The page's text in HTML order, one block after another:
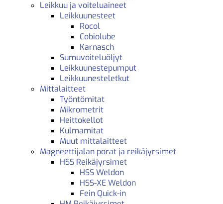
Leikkuu ja voiteluaineet
Leikkuunesteet
Rocol
Cobiolube
Karnasch
Sumuvoiteluöljyt
Leikkuunestepumput
Leikkuunesteletkut
Mittalaitteet
Työntömitat
Mikrometrit
Heittokellot
Kulmamitat
Muut mittalaitteet
Magneettijalan porat ja reikäjyrsimet
HSS Reikäjyrsimet
HSS Weldon
HSS-XE Weldon
Fein Quick-in